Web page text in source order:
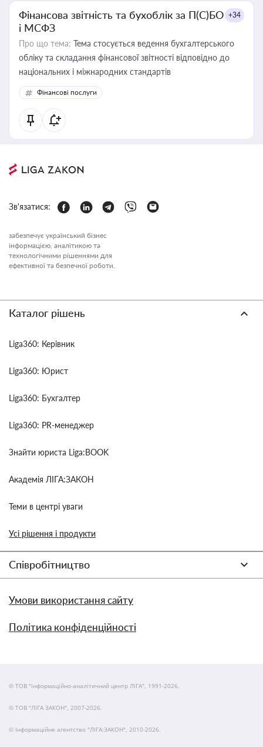
Фінансова звітність та бухоблік за П(С)БО
і МСФЗ
+34
Про що тема: Тема стосується ведення бухгалтерського
обліку та складання фінансової звітності відповідно до
національних і міжнародних стандартів
Фінансові послуги
Зв'язатися:
забезпечує український бізнес
інформацією, аналітикою та
технологічними рішеннями для
ефективної та безпечної роботи.
Каталог рішень
Liga360: Керівник
Liga360: Юрист
Liga360: Бухгалтер
Liga360: PR-менеджер
Знайти юриста Liga:BOOK
Академія ЛІГА:ЗАКОН
Теми в центрі уваги
Усі рішення і продукти
Співробітництво
Умови використання сайту
Політика конфіденційності
© ТОВ "інформаційно-аналітичний центр ЛІГА", 1991-2026.
© ТОВ "ЛІГА ЗАКОН", 2007-2026.
© Інформаційне агентство "ЛІГА:ЗАКОН", 2010-2026.